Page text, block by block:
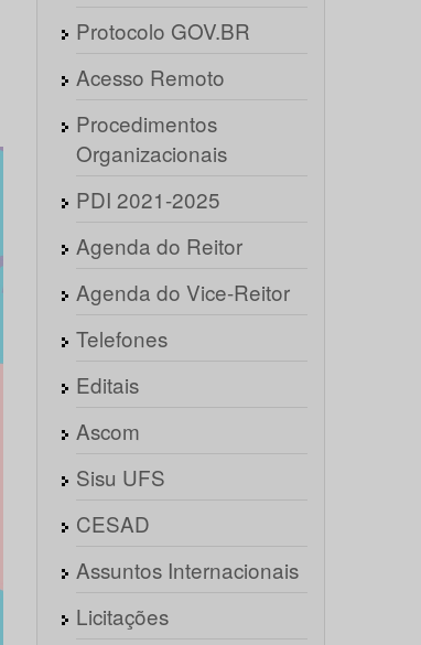
Protocolo GOV.BR
Acesso Remoto
Procedimentos
Organizacionais
PDI 2021-2025
Agenda do Reitor
Agenda do Vice-Reitor
Telefones
Editais
Ascom
Sisu UFS
CESAD
Assuntos Internacionais
Licitações